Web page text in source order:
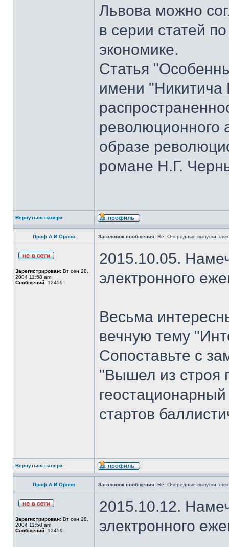
Львова можно
в серии статей
экономике.
Статья
имени "Никитича
революционного
образе
романе Н.Г.
Вернуться наверх
Проф.А.И.Орлов Заголовок сообщения: Re: Очередные выпуски
Зарегистрирован: Вт сен 28,
2004 11:58 am
Сообщений: 12459
2015.10.05.
электронного
Весьма
вечную тему
Сопоставьте с
"Вышел из строя
стартов
Вернуться наверх
Проф.А.И.Орлов Заголовок сообщения: Re: Очередные выпуски
Зарегистрирован: Вт сен 28,
2004 11:58 am
Сообщений: 12459
2015.10.12.
электронного